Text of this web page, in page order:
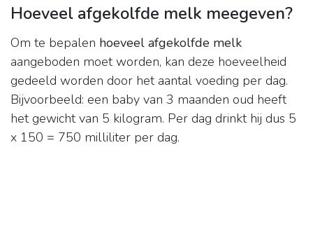
Hoeveel afgekolfde melk meegeven?
Om te bepalen hoeveel afgekolfde melk
aangeboden moet worden, kan deze hoeveelheid
gedeeld worden door het aantal voeding per dag.
Bijvoorbeeld: een baby van 3 maanden oud heeft
het gewicht van 5 kilogram. Per dag drinkt hij dus 5
x 150 = 750 milliliter per dag.